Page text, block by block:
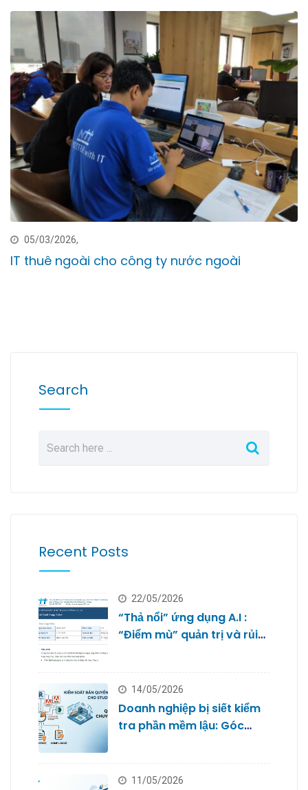
05/03/2026,
IT thuê ngoài cho công ty nước ngoài
Search
Recent Posts
22/05/2026
“Thả nổi” ứng dụng A.I :
“Điểm mù” quản trị và rủi
14/05/2026
Doanh nghiệp bị siết kiểm
tra phần mềm lậu: Góc
11/05/2026